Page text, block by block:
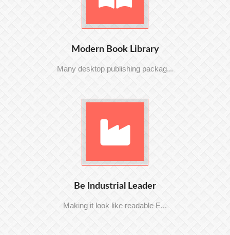
Modern Book Library
Many desktop publishing packag...
Be Industrial Leader
Making it look like readable E...